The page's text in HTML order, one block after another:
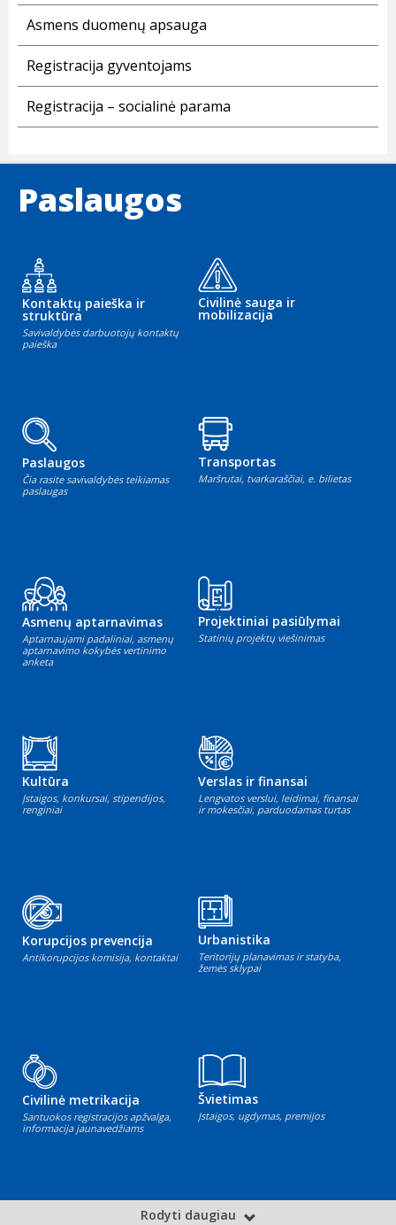
Asmens duomenų apsauga
Registracija gyventojams
Registracija – socialinė parama
Paslaugos
Kontaktų paieška ir
struktūra
Savivaldybės darbuotojų kontaktų
paieška
Civilinė sauga ir
mobilizacija
Paslaugos
Čia rasite savivaldybės teikiamas
paslaugas
Transportas
Maršrutai, tvarkaraščiai, e. bilietas
Asmenų aptarnavimas
Aptarnaujami padaliniai, asmenų
aptarnavimo kokybės vertinimo
anketa
Projektiniai pasiūlymai
Statinių projektų viešinimas
Kultūra
Įstaigos, konkursai, stipendijos,
renginiai
Verslas ir finansai
Lengvatos verslui, leidimai, finansai
ir mokesčiai, parduodamas turtas
Korupcijos prevencija
Antikorupcijos komisija, kontaktai
Urbanistika
Teritorijų planavimas ir statyba,
žemės sklypai
Civilinė metrikacija
Santuokos registracijos apžvalga,
informacija jaunavedžiams
Švietimas
Įstaigos, ugdymas, premijos
Rodyti daugiau